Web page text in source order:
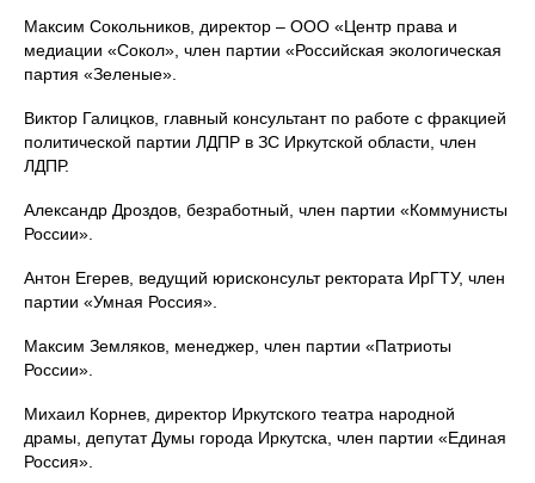
Максим Сокольников, директор – ООО «Центр права и
медиации «Сокол», член партии «Российская экологическая
партия «Зеленые».
Виктор Галицков, главный консультант по работе с фракцией
политической партии ЛДПР в ЗС Иркутской области, член
ЛДПР.
Александр Дроздов, безработный, член партии «Коммунисты
России».
Антон Егерев, ведущий юрисконсульт ректората ИрГТУ, член
партии «Умная Россия».
Максим Земляков, менеджер, член партии «Патриоты
России».
Михаил Корнев, директор Иркутского театра народной
драмы, депутат Думы города Иркутска, член партии «Единая
Россия».